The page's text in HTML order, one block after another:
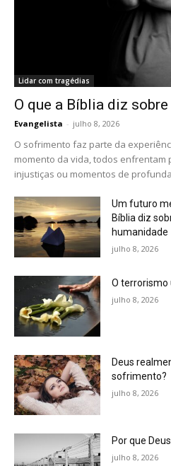
Lidar com tragédias
O que a Bíblia diz
Evangelista - julho 8, 2026
O sofrimento faz parte da
momento da vida, todos enfrentam
injustiças ou momentos de
Um futuro
Bíblia diz
humanidade
julho 8, 2026
O terrorismo
julho 8, 2026
Deus
sofrimento?
julho 8, 2026
Por que
julho 8, 2026